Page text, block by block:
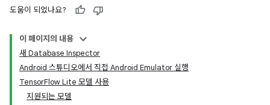
도움이 되었나요?
이 페이지의 내용
새 Database Inspector
Android 스튜디오에서 직접 Android Emulator 실행
TensorFlow Lite 모델 사용
지원되는 모델